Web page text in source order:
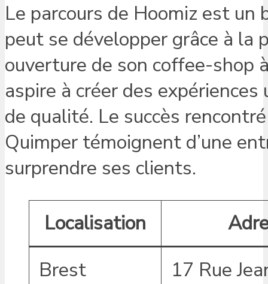
Le parcours de Hoomiz est
peut se développer grâce à la
ouverture de son coffee-shop
aspire à créer des
de qualité. Le succès
Quimper témoignent d’une
surprendre ses clients.
Localisation
Brest
17 Rue